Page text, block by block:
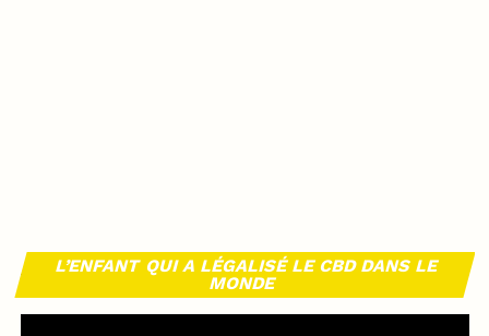
L’ENFANT QUI A LÉGALISÉ LE CBD DANS LE
MONDE